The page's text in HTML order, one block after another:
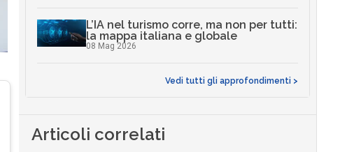
L’IA nel turismo corre, ma non per tutti:
la mappa italiana e globale
08 Mag 2026
Vedi tutti gli approfondimenti >
Articoli correlati